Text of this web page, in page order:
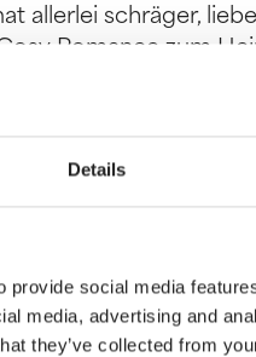
Details
social media
media, advertising and
they’ve collected from
allerlei schräger,
Romance zum
dich eine junge
ein höchst
Knisternd, wie
In sich
nur das Lagerfeuer
ins Glück